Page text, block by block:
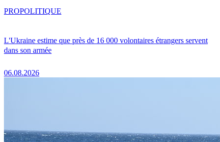
L'Ukraine estime que près de 16 000 volontaires étrangers servent
dans son armée
06.08.2026
PROPOLITIQUE